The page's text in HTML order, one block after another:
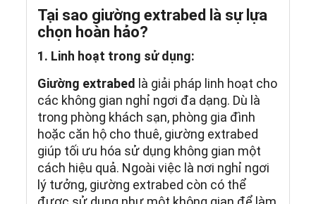
Tại sao giường extrabed là sự lựa
chọn hoàn hảo?
1. Linh hoạt trong sử dụng:
Giường extrabed là giải pháp linh hoạt cho
các không gian nghỉ ngơi đa dạng. Dù là
trong phòng khách sạn, phòng gia đình
hoặc căn hộ cho thuê, giường extrabed
giúp tối ưu hóa sử dụng không gian một
cách hiệu quả. Ngoài việc là nơi nghỉ ngơi
lý tưởng, giường extrabed còn có thể